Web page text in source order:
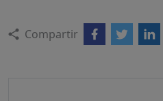
Compartir